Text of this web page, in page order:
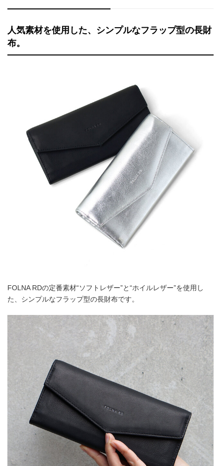
人気素材を使用した、シンプルなフラップ型の長財
布。
FOLNA RDの定番素材“ソフトレザー”と“ホイルレザー”を使用し
た、シンプルなフラップ型の長財布です。